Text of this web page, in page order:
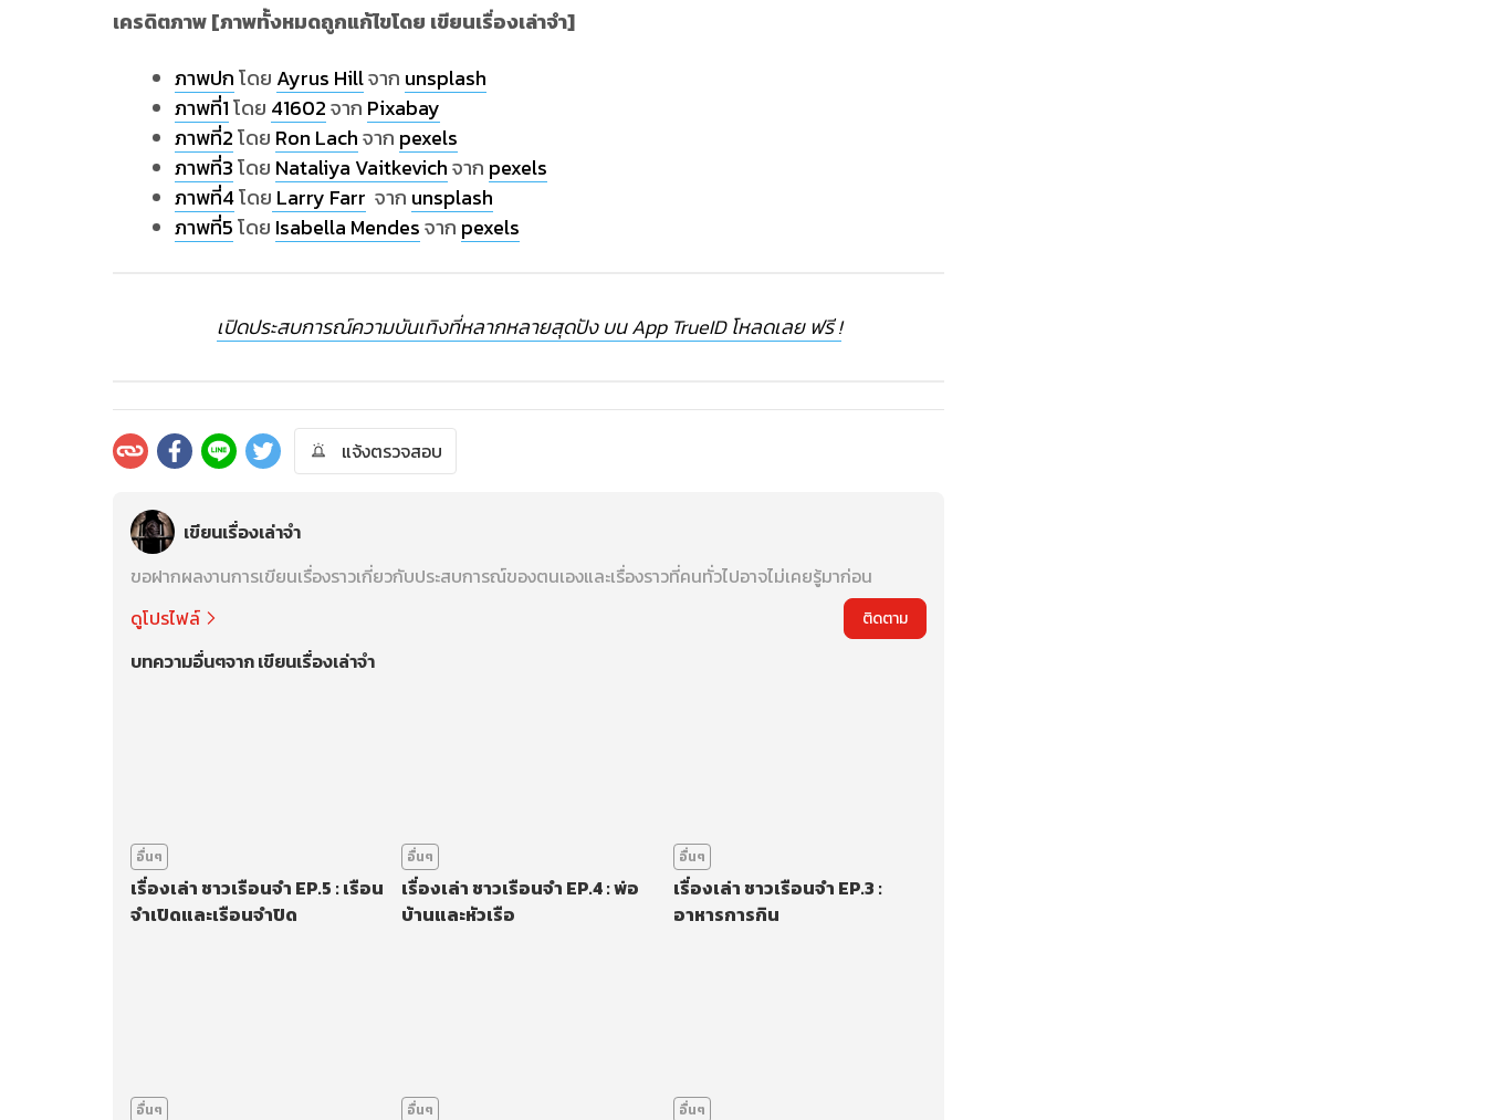
เครดิตภาพ [ภาพทั้งหมดถูกแก้ไขโดย เขียนเรื่องเล่าจำ]
ภาพปกโดย Ayrus Hillจาก unsplash
ภาพที่1โดย 41602จาก Pixabay
ภาพที่2โดย Ron Lachจาก pexels
ภาพที่3โดย Nataliya Vaitkevichจาก pexels
ภาพที่4โดย Larry Farr จาก unsplash
ภาพที่5โดย Isabella Mendesจาก pexels
เปิดประสบการณ์ความบันเทิงที่หลากหลายสุดปัง บน App TrueID โหลดเลย ฟรี !
แจ้งตรวจสอบ
เขียนเรื่องเล่าจำ
ขอฝากผลงานการเขียนเรื่องราวเกี่ยวกับประสบการณ์ของตนเองและเรื่องราวที่คนทั่วไปอาจไม่เคยรู้มาก่อน
ดูโปรไฟล์
ติดตาม
บทความอื่นๆจาก เขียนเรื่องเล่าจำ
อื่นๆ
เรื่องเล่า ชาวเรือนจำ EP.5 : เรือน
จำเปิดและเรือนจำปิด
อื่นๆ
เรื่องเล่า ชาวเรือนจำ EP.4 : พ่อ
บ้านและหัวเรือ
อื่นๆ
เรื่องเล่า ชาวเรือนจำ EP.3 :
อาหารการกิน
อื่นๆ อื่นๆ อื่นๆ